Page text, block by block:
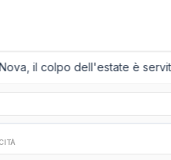
il colpo dell'estate è